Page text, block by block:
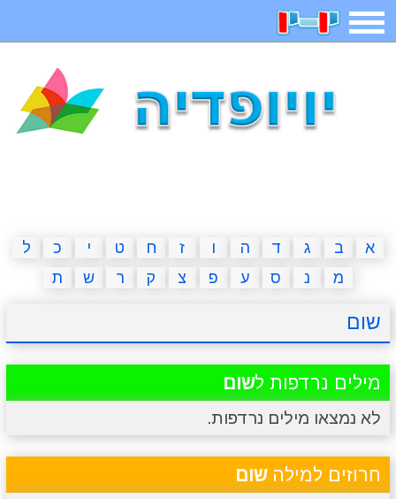
תפריט
איש תלוי מדריכים פוקימון גו מצא הבדלים
יצירה משחקי בנות אשליות חדשות
א ב ג ד ה ו ז ח ט י כ
ל
מ
נ ס ע פ צ ק ר ש ת
שום
מילים נרדפות לשום
לא נמצאו מילים נרדפות.
חרוזים למילהשום